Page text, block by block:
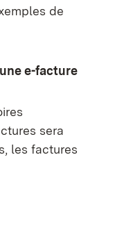
de
e-facture
sera
les factures